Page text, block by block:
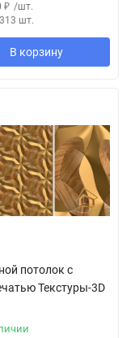
₽ /шт.
шт.
В корзину
потолок с
Текстуры-3D